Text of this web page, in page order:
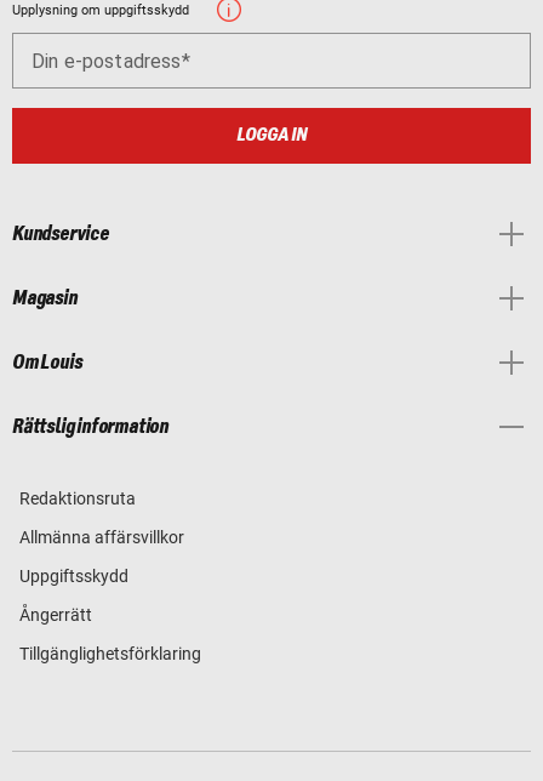
Upplysning om uppgiftsskydd
Din e-postadress
LOGGA IN
Kundservice
Magasin
Om Louis
Rättslig information
Redaktionsruta
Allmänna affärsvillkor
Uppgiftsskydd
Ångerrätt
Tillgänglighetsförklaring